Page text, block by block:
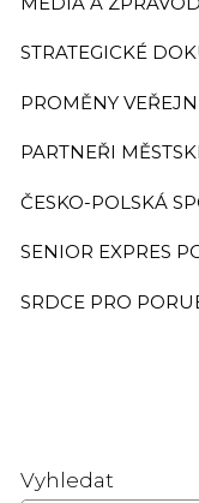
STRATEGICKÉ
PROMĚNY
PARTNEŘI
ČESKO-POLSKÁ
SENIOR EXPRES
SRDCE PRO
Vyhledat